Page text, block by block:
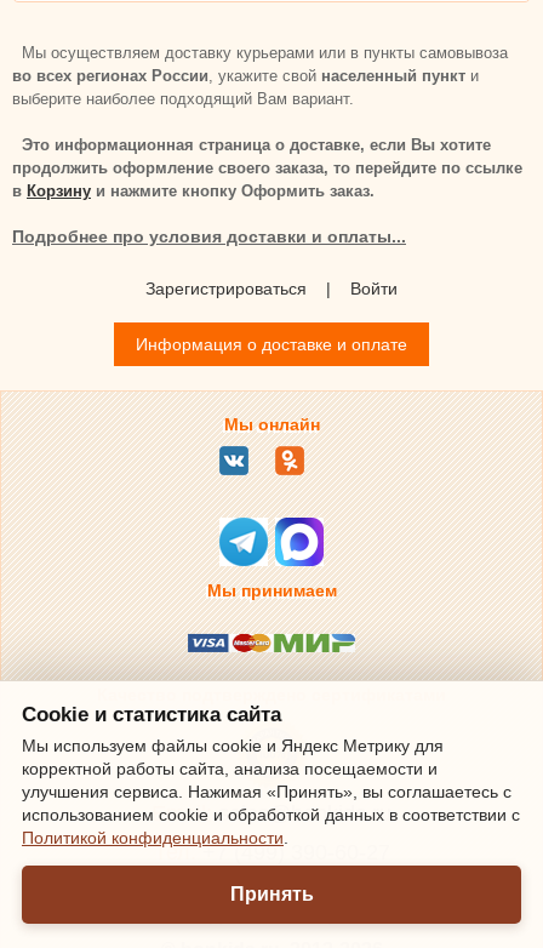
Мы осуществляем доставку курьерами или в пункты самовывоза
во всех регионах России, укажите свой населенный пункт и
выберите наиболее подходящий Вам вариант.
Это информационная страница о доставке, если Вы хотите
продолжить оформление своего заказа, то перейдите по ссылке
в Корзину и нажмите кнопку Оформить заказ.
Подробнее про условия доставки и оплаты...
Зарегистрироваться | Войти
Информация о доставке и оплате
Мы онлайн
Мы принимаем
Email: sales@bonkids.ru
Тел. +7 (499) 390-60-27
Обработка заказов и прием звонков по
телефону Пн-Пт с 10 до 18
Cookie и статистика сайта
Мы используем файлы cookie и Яндекс Метрику для
корректной работы сайта, анализа посещаемости и
улучшения сервиса. Нажимая «Принять», вы соглашаетесь с
использованием cookie и обработкой данных в соответствии с
Политикой конфиденциальности
Принять